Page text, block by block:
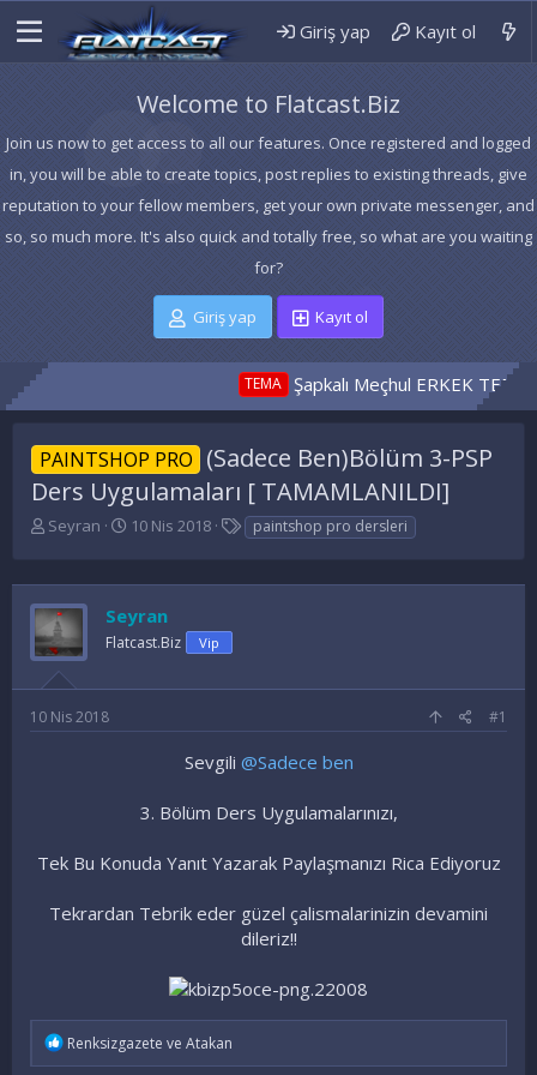
Giriş yap Kayıt ol
Welcome to Flatcast.Biz
Join us now to get access to all our features. Once registered and logged
in, you will be able to create topics, post replies to existing threads, give
reputation to your fellow members, get your own private messenger, and
so, so much more. It's also quick and totally free, so what are you waiting
for?
Giriş yap Kayıt ol
Şapkalı Meçhul ERKEK TEMA TEMA
PAINTSHOP PRO (Sadece Ben)Bölüm 3-PSP
Ders Uygulamaları [ TAMAMLANILDI]
K
u
y
u
B
a
ş
Seyran
B
l
a
n
g
ç
10 Nis 2018
E
t
k
r
paintshop pro dersleri
Seyran
Flatcast.Biz Vip
10 Nis 2018 #1
Sevgili @Sadece ben
3. Bölüm Ders Uygulamalarınızı,
Tek Bu Konuda Yanıt Yazarak Paylaşmanızı Rica Ediyoruz
Tekrardan Tebrik eder güzel çalismalarinizin devamini
dileriz!!
İRenksizgazete ve Atakan